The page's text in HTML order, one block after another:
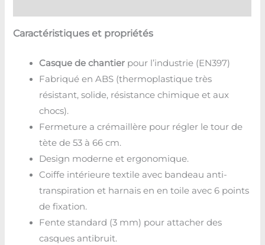
Caractéristiques et propriétés
Casque de chantier pour l’industrie (EN397)
Fabriqué en ABS (thermoplastique très
résistant, solide, résistance chimique et aux
chocs).
Fermeture a crémaillère pour régler le tour de
tète de 53 à 66 cm.
Design moderne et ergonomique.
Coiffe intérieure textile avec bandeau anti-
transpiration et harnais en en toile avec 6 points
de fixation.
Fente standard (3 mm) pour attacher des
casques antibruit.